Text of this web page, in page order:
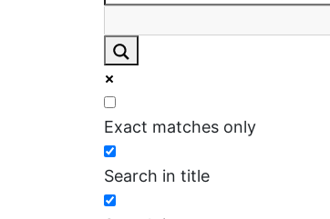
Exact matches only
Search in title